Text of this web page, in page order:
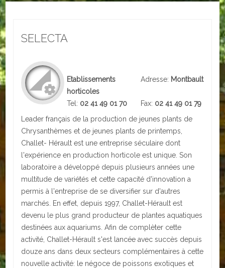
Urbanisme
Adresses/Téléphone
Santé
Social
Culturel
Divers
Arrêtes en cours
ACTUALITÉS
ECOLES
Ecole publique
SELECTA
Etablissements
horticoles
Adresse: Montbault
Tel: 02 41 49 01 70 Fax: 02 41 49 01 79
Leader français de la production de jeunes plants de
Chrysanthèmes et de jeunes plants de printemps,
Challet- Hérault est une entreprise séculaire dont
l'expérience en production horticole est unique. Son
laboratoire a développé depuis plusieurs années une
multitude de variétés et cette capacité d'innovation a
permis à l'entreprise de se diversifier sur d'autres
marchés. En effet, depuis 1997, Challet-Hérault est
devenu le plus grand producteur de plantes aquatiques
destinées aux aquariums. Afin de complèter cette
activité, Challet-Hérault s'est lancée avec succès depuis
douze ans dans deux secteurs complémentaires à cette
nouvelle activité: le négoce de poissons exotiques et